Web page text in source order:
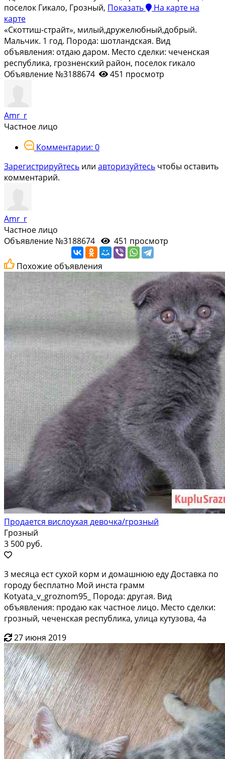
поселок Гикало, Грозный, Показать На карте на
карте
«Скоттиш-страйт», милый,дружелюбный,добрый.
Мальчик. 1 год. Порода: шотландская. Вид
объявления: отдаю даром. Место сделки: чеченская
республика, грозненский район, поселок гикало
Объявление №3188674
451 просмотр
Amr_r
Частное лицо
Комментарии: 0
Зарегистрируйтесь или авторизуйтесь чтобы оставить
комментарий.
Amr_r
Частное лицо
Объявление №3188674
451 просмотр
Похожие объявления
Продается вислоухая девочка/грозный
Грозный
3 500 руб.
3 месяца ест сухой корм и домашнюю еду Доставка по
городу бесплатно Мой инста грамм
Kotyata_v_groznom95_ Порода: другая. Вид
объявления: продаю как частное лицо. Место сделки:
грозный, чеченская республика, улица кутузова, 4а
27 июня 2019